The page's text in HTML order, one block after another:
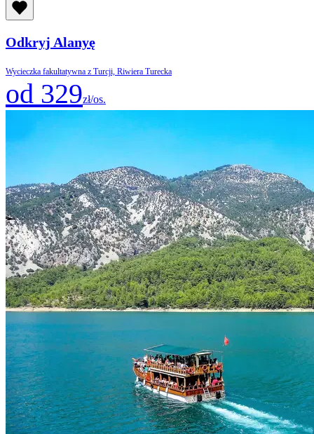
Odkryj Alanyę
Wycieczka fakultatywna z Turcji, Riwiera Turecka
od 329zł/os.